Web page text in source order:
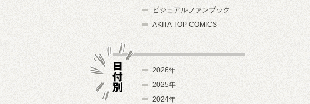
ビジュアルファンブック
AKITA TOP COMICS
2026年
2025年
2024年